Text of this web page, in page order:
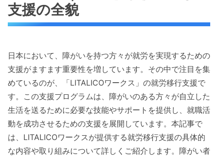
支援の全貌
日本において、障がいを持つ方々が就労を実現するための
支援がますます重要性を増しています。その中で注目を集
めているのが、「LITALICOワークス」の就労移行支援で
す。この支援プログラムは、障がいのある方々が自立した
生活を送るために必要な技能やサポートを提供し、就職活
動を成功させるための支援を展開しています。本記事で
は、LITALICOワークスが提供する就労移行支援の具体的
な内容や取り組みについて詳しくご紹介します。障がい者